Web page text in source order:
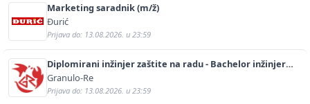
Marketing saradnik (m/ž)
Đurić
Prijava do: 13.08.2026. u 23:59
Diplomirani inžinjer zaštite na radu - Bachelor inžinjer
sigurnosti i pomoći (m/ž)
Granulo-Re
Prijava do: 13.08.2026. u 23:59